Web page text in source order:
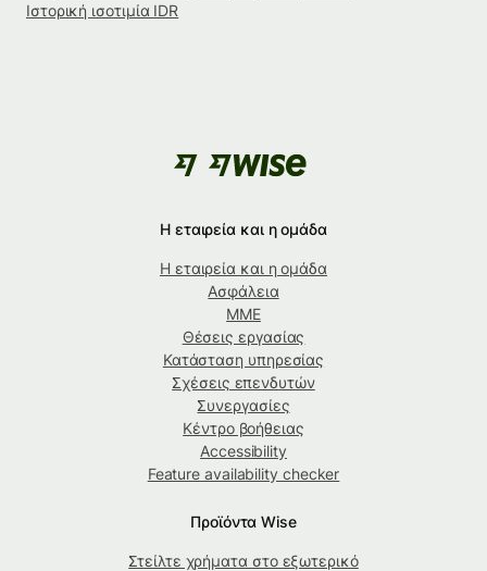
Ιστορική ισοτιμία IDR
Η εταιρεία και η ομάδα
Η εταιρεία και η ομάδα
Ασφάλεια
ΜΜΕ
Θέσεις εργασίας
Κατάσταση υπηρεσίας
Σχέσεις επενδυτών
Συνεργασίες
Κέντρο βοήθειας
Accessibility
Feature availability checker
Προϊόντα Wise
Στείλτε χρήματα στο εξωτερικό